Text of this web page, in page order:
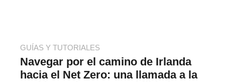
GUÍAS Y TUTORIALES
Navegar por el camino de Irlanda
hacia el Net Zero: una llamada a la